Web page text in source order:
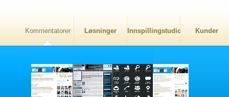
Kommentatorer Løsninger Innspillingstudio Kunder